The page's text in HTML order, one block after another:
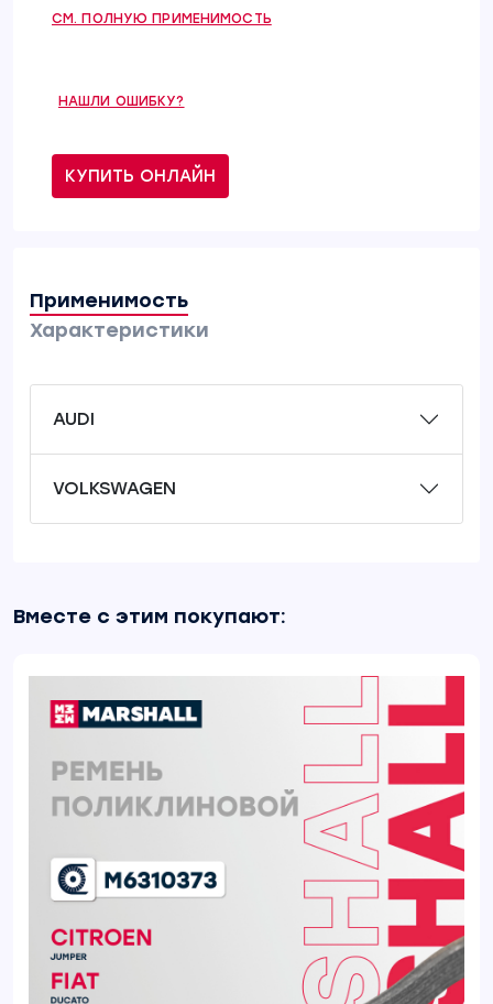
СМ. ПОЛНУЮ ПРИМЕНИМОСТЬ
НАШЛИ ОШИБКУ?
КУПИТЬ ОНЛАЙН
Применимость
Характеристики
AUDI
VOLKSWAGEN
Вместе с этим покупают: